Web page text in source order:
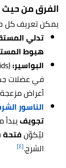
الفرق من حيث
يمكن تعريف كل
تدلي
هبوط
البواسير:(Hemorrhoids) هي
في عضلات
أعراض
الناسور
تجويف
ليُكوِّنفتحة
الشرج.[٤]